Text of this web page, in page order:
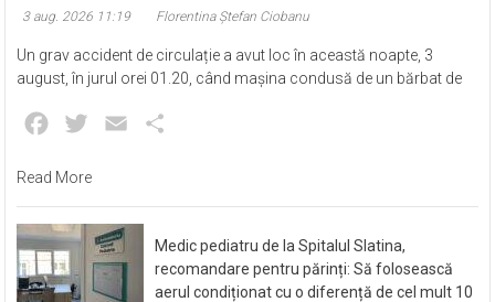
3 aug. 2026 11:19 Florentina Ștefan Ciobanu
Un grav accident de circulație a avut loc în această noapte, 3
august, în jurul orei 01.20, când mașina condusă de un bărbat de
Facebook
Twitter Email
Read More
Medic pediatru de la Spitalul Slatina,
recomandare pentru părinți: Să folosească
aerul condiționat cu o diferență de cel mult 10